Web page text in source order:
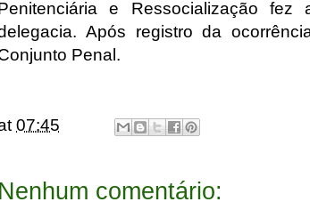
e Ressocialização
Após registro da
Penal.
07:45
Nenhum comentário: